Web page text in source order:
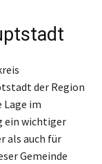
der Region
Lage im
ein wichtiger
als auch für
Gemeinde